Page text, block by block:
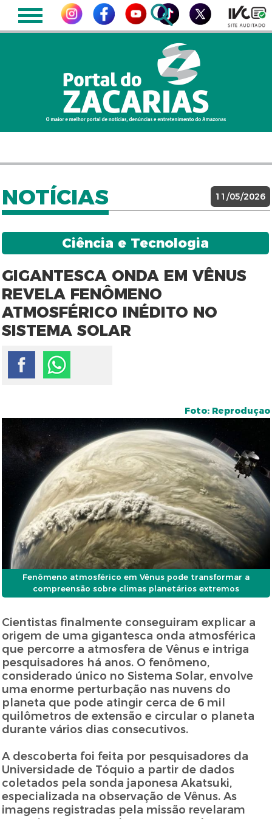
NOTÍCIAS 11/05/2026
Ciência e Tecnologia
GIGANTESCA ONDA EM VÊNUS
REVELA FENÔMENO
ATMOSFÉRICO INÉDITO NO
SISTEMA SOLAR
Foto: Reproduçao
Fenômeno atmosférico em Vênus pode transformar a
compreensão sobre climas planetários extremos
Cientistas finalmente conseguiram explicar a
origem de uma gigantesca onda atmosférica
que percorre a atmosfera de Vênus e intriga
pesquisadores há anos. O fenômeno,
considerado único no Sistema Solar, envolve
uma enorme perturbação nas nuvens do
planeta que pode atingir cerca de 6 mil
quilômetros de extensão e circular o planeta
durante vários dias consecutivos.
A descoberta foi feita por pesquisadores da
Universidade de Tóquio a partir de dados
coletados pela sonda japonesa Akatsuki,
especializada na observação de Vênus. As
imagens registradas pela missão revelaram